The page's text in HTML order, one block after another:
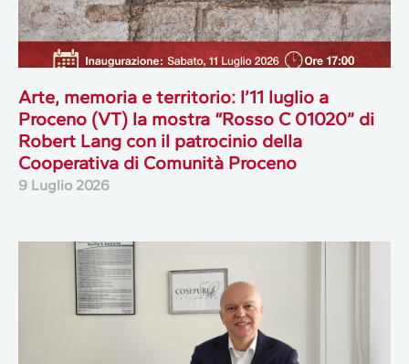
Arte, memoria e territorio: l’11 luglio a
Proceno (VT) la mostra “Rosso C 01020” di
Robert Lang con il patrocinio della
Cooperativa di Comunità Proceno
9 Luglio 2026